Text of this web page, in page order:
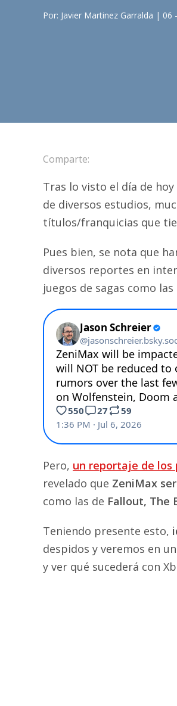
Por: Javier Martinez Garralda | 06
Comparte:
Tras lo visto el día de
de diversos estudios,
títulos/franquicias que
Pues bien, se nota que
diversos reportes en
juegos de sagas como las
Pero, un reportaje de los
revelado que ZeniMax
como las de Fallout, The
Teniendo presente esto,
despidos y veremos en
y ver qué sucederá con